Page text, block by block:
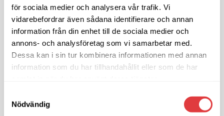
för sociala medier och analysera vår trafik. Vi
vidarebefordrar även sådana identifierare och annan
information från din enhet till de sociala medier och
annons- och analysföretag som vi samarbetar med.
Dessa kan i sin tur kombinera informationen med annan
information som du har tillhandahållit eller som de har
Nödvändig
Linjemontage AB
Kontakt: Tommy Andersson